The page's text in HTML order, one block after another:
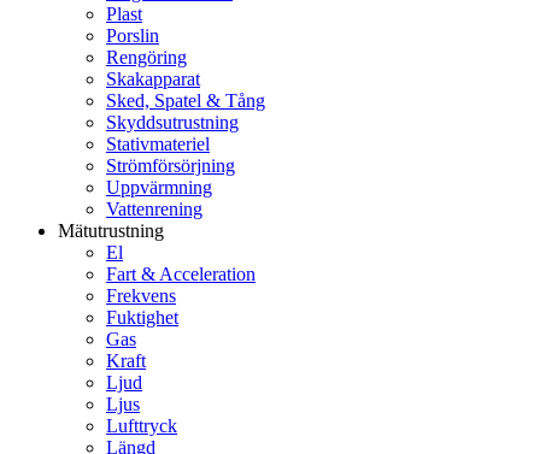
Plast
Porslin
Rengöring
Skakapparat
Sked, Spatel & Tång
Skyddsutrustning
Stativmateriel
Strömförsörjning
Uppvärmning
Vattenrening
Mätutrustning
El
Fart & Acceleration
Frekvens
Fuktighet
Gas
Kraft
Ljud
Ljus
Lufttryck
Längd